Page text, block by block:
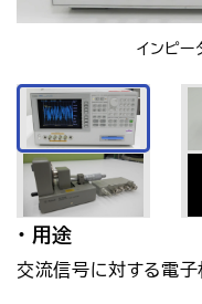
インピー
用途
交流信号に対する電